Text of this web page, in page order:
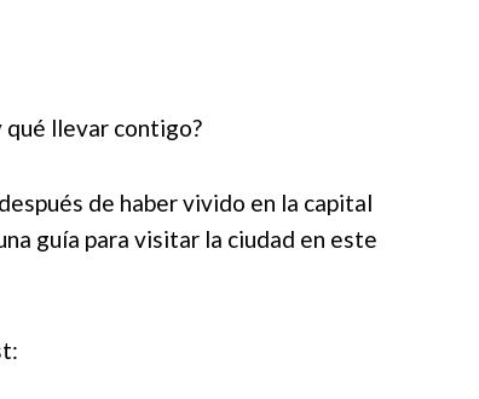
qué llevar contigo?
de haber vivido en la capital
guía para visitar la ciudad en este